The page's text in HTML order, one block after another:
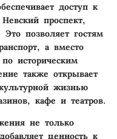
доступ к
проспект,
позволяет гостям
а вместо
историческим
также открывает
жизнью
кафе и театров.
не только
ценность к